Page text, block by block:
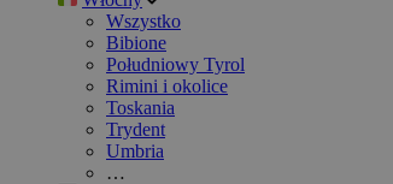
Wszystko
Bibione
Południowy Tyrol
Rimini i okolice
Toskania
Trydent
Umbria
…